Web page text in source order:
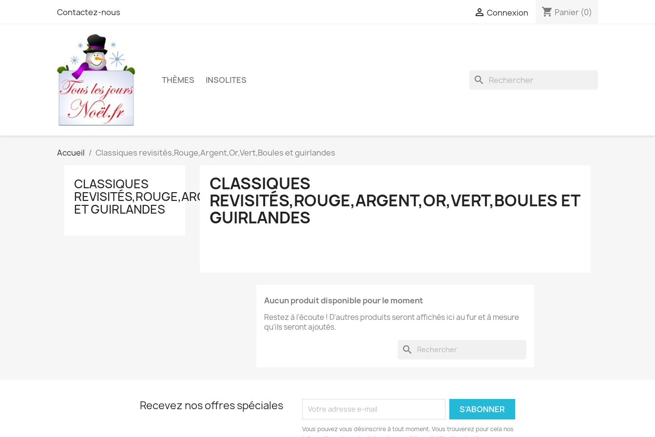
Contactez-nous  Connexion shopping_cart Panier (0)
THÈMES INSOLITES search
Accueil Classiques revisités,Rouge,Argent,Or,Vert,Boules et guirlandes
CLASSIQUES
REVISITÉS,ROUGE,ARGENT,OR,VERT,BOULES
ET GUIRLANDES
CLASSIQUES
REVISITÉS,ROUGE,ARGENT,OR,VERT,BOULES ET
GUIRLANDES
Aucun produit disponible pour le moment
Restez à l'écoute ! D'autres produits seront affichés ici au fur et à mesure
qu'ils seront ajoutés.
search
Recevez nos offres spéciales
Vous pouvez vous désinscrire à tout moment. Vous trouverez pour cela nos